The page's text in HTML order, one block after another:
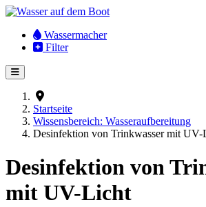
Wassermacher
Filter
Startseite
Wissensbereich: Wasseraufbereitung
Desinfektion von Trinkwasser mit UV-
Desinfektion von
mit UV-Licht